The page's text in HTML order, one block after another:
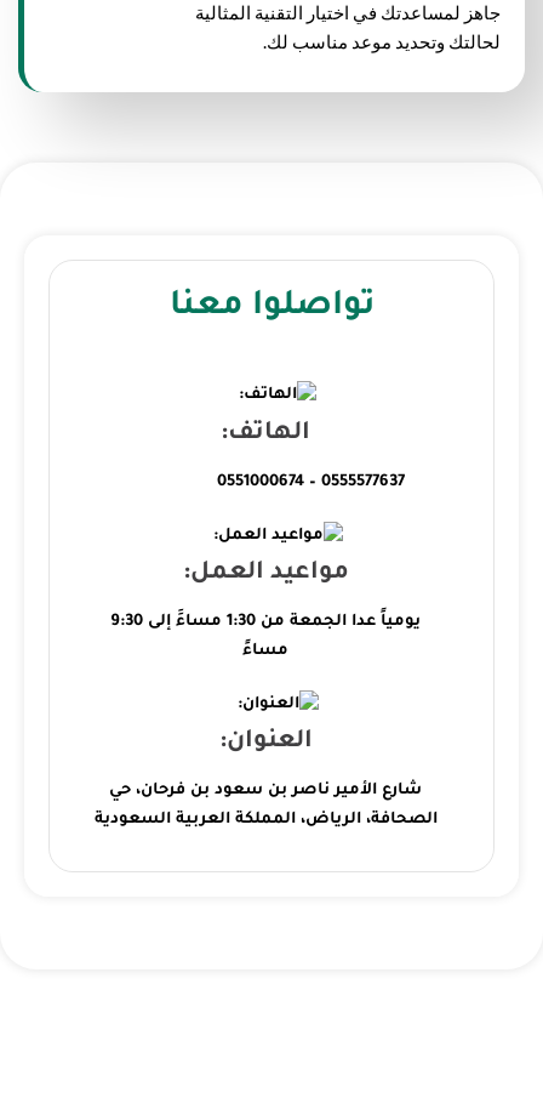
جاهز لمساعدتك في اختيار التقنية المثالية
لحالتك وتحديد موعد مناسب لك.
تواصلوا معنا
الهاتف:
0555577637 – 0551000674
مواعيد العمل:
يومياً عدا الجمعة من 1:30 مساءََ إلى 9:30
مساءً
العنوان:
شارع الأمير ناصر بن سعود بن فرحان، حي
الصحافة، الرياض، المملكة العربية السعودية